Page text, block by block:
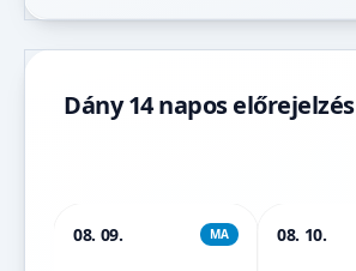
Dány 14 napos előrejelzés
08. 09. MA 08. 10.